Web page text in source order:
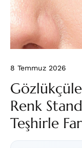
8 Temmuz 2026
Renk
Teşhirle